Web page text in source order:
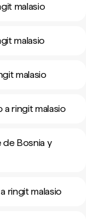
malasio
malasio
malasio
ringit malasio
Bosnia y
ringit malasio